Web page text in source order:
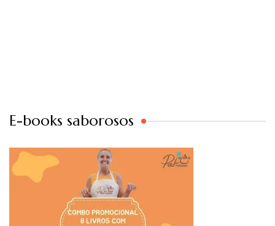
E-books saborosos